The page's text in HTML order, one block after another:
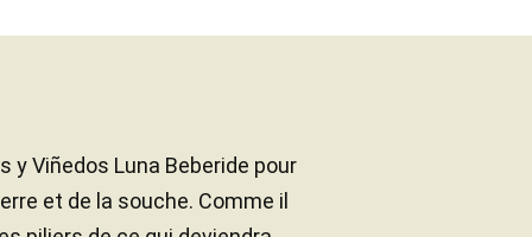
y Viñedos Luna Beberide pour
et de la souche. Comme il